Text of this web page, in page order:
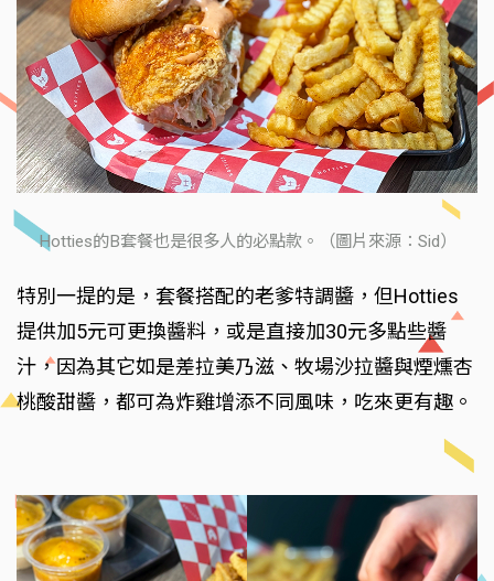
Hotties的B套餐也是很多人的必點款。（圖片來源：Sid）
特別一提的是，套餐搭配的老爹特調醬，但Hotties
提供加5元可更換醬料，或是直接加30元多點些醬
汁，因為其它如是差拉美乃滋、牧場沙拉醬與煙燻杏
桃酸甜醬，都可為炸雞增添不同風味，吃來更有趣。